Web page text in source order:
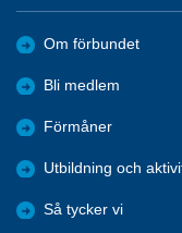
Om förbundet
Bli medlem
Förmåner
Utbildning och
Så tycker vi